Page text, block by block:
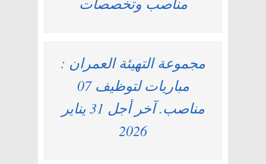
مجموعة التهيئة العمران :
مباريات لتوظيف 07
مناصب. آخر أجل 31 يناير
2026